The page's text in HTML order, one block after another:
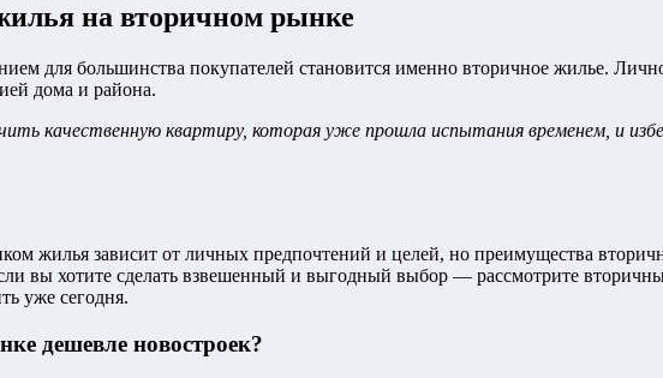
на вторичном рынке
для большинства покупателей становится именно вторичное жилье.
дома и района.
качественную квартиру, которая уже прошла испытания временем, и
жилья зависит от личных предпочтений и целей, но преимущества
вы хотите сделать взвешенный и выгодный выбор — рассмотрите
уже сегодня.
дешевле новостроек?